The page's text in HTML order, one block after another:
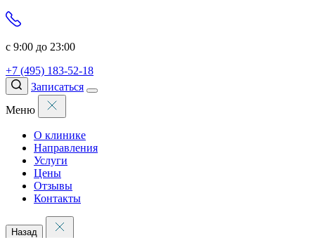
с 9:00 до 23:00
+7 (495) 183-52-18
Записаться
Меню
О клинике
Направления
Услуги
Цены
Отзывы
Контакты
Назад